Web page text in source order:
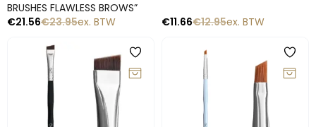
BRUSHES FLAWLESS BROWS”
€23.95
€21.56 ex. BTW
€12.95
€11.66 ex. BTW